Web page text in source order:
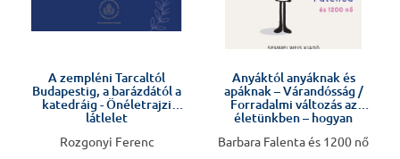
A zempléni Tarcaltól
Budapestig, a barázdától a
katedráig - Önéletrajzi
látlelet
Rozgonyi Ferenc
Anyáktól anyáknak és
apáknak – Várandósság /
Forradalmi változás az
életünkben – hogyan
Barbara Falenta és 1200 nő